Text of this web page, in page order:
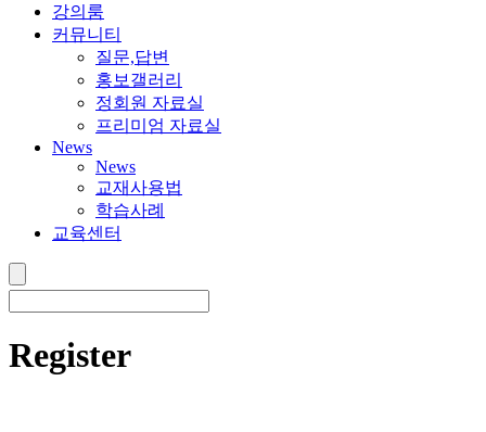
강의룸
커뮤니티
질문,답변
홍보갤러리
정회원 자료실
프리미엄 자료실
News
News
교재사용법
학습사례
교육센터
Register